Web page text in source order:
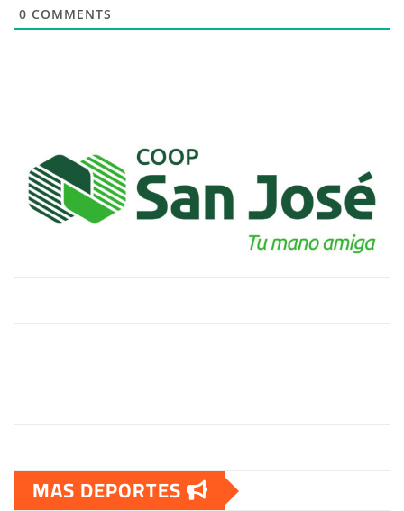
0 COMMENTS
MAS DEPORTES